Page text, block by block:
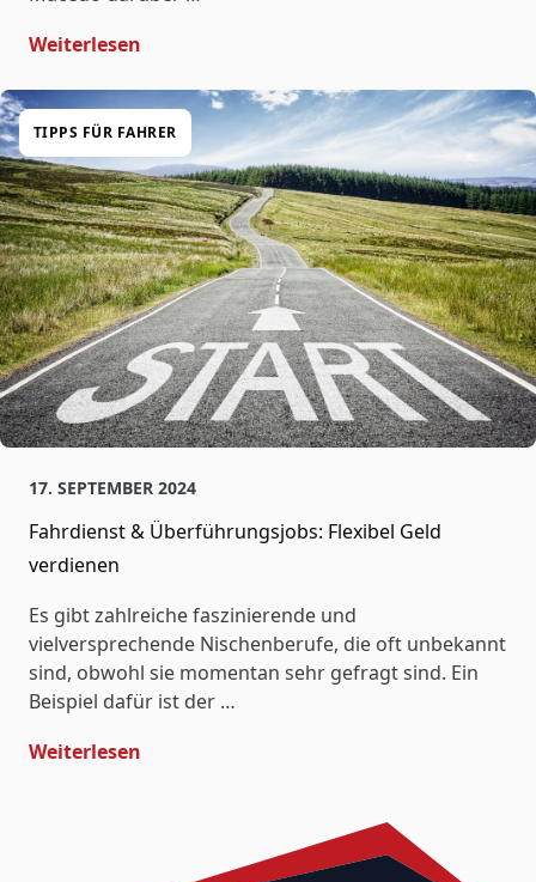
Weiterlesen
TIPPS FÜR FAHRER
17. SEPTEMBER 2024
Fahrdienst & Überführungsjobs: Flexibel Geld
verdienen
Es gibt zahlreiche faszinierende und
vielversprechende Nischenberufe, die oft unbekannt
sind, obwohl sie momentan sehr gefragt sind. Ein
Beispiel dafür ist der …
Weiterlesen